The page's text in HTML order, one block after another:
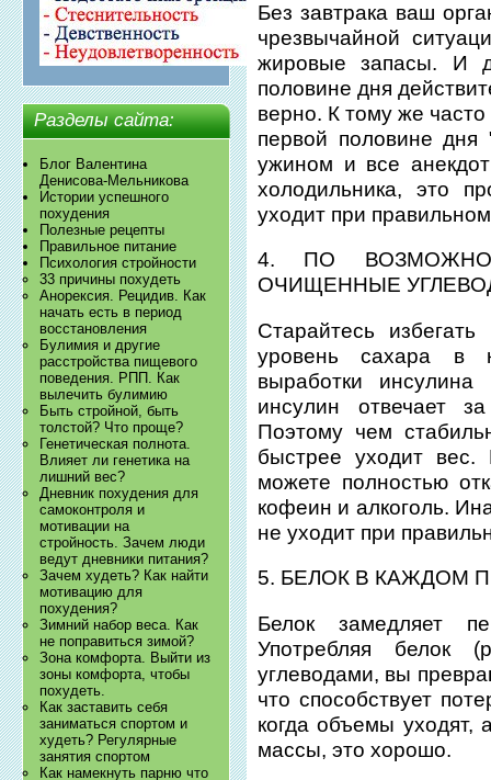
Разделы сайта:
Блог Валентина
Денисова-Мельникова
Истории успешного
похудения
Полезные рецепты
Правильное питание
Психология стройности
33 причины похудеть
Анорексия. Рецидив. Как
начать есть в период
восстановления
Булимия и другие
расстройства пищевого
поведения. РПП. Как
вылечить булимию
Быть стройной, быть
толстой? Что проще?
Генетическая полнота.
Влияет ли генетика на
лишний вес?
Дневник похудения для
самоконтроля и
мотивации на
стройность. Зачем люди
ведут дневники питания?
Зачем худеть? Как найти
мотивацию для
похудения?
Зимний набор веса. Как
не поправиться зимой?
Зона комфорта. Выйти из
зоны комфорта, чтобы
похудеть.
Как заставить себя
заниматься спортом и
худеть? Регулярные
занятия спортом
Как намекнуть парню что
Без завтрака ваш
чрезвычайной
жировые запасы. И
половине дня
верно. К тому же
первой половине дня
ужином и все
холодильника, это
уходит при
4. ПО
ОЧИЩЕННЫЕ
Старайтесь
уровень сахара в
выработки
инсулин отвечает
Поэтому чем
быстрее уходит
можете полностью
кофеин и алкоголь.
не уходит при
5. БЕЛОК В КАЖДОМ
Белок замедляет
Употребляя белок
углеводами, вы
что способствует
когда объемы уходят,
массы, это хорошо.